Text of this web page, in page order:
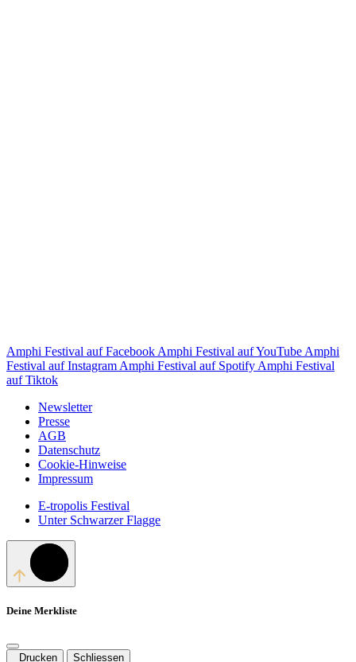
Amphi Festival auf Facebook Amphi Festival auf YouTube Amphi
Festival auf Instagram Amphi Festival auf Spotify Amphi Festival
auf Tiktok
Newsletter
Presse
AGB
Datenschutz
Cookie-Hinweise
Impressum
E-tropolis Festival
Unter Schwarzer Flagge
Deine Merkliste
Drucken Schliessen